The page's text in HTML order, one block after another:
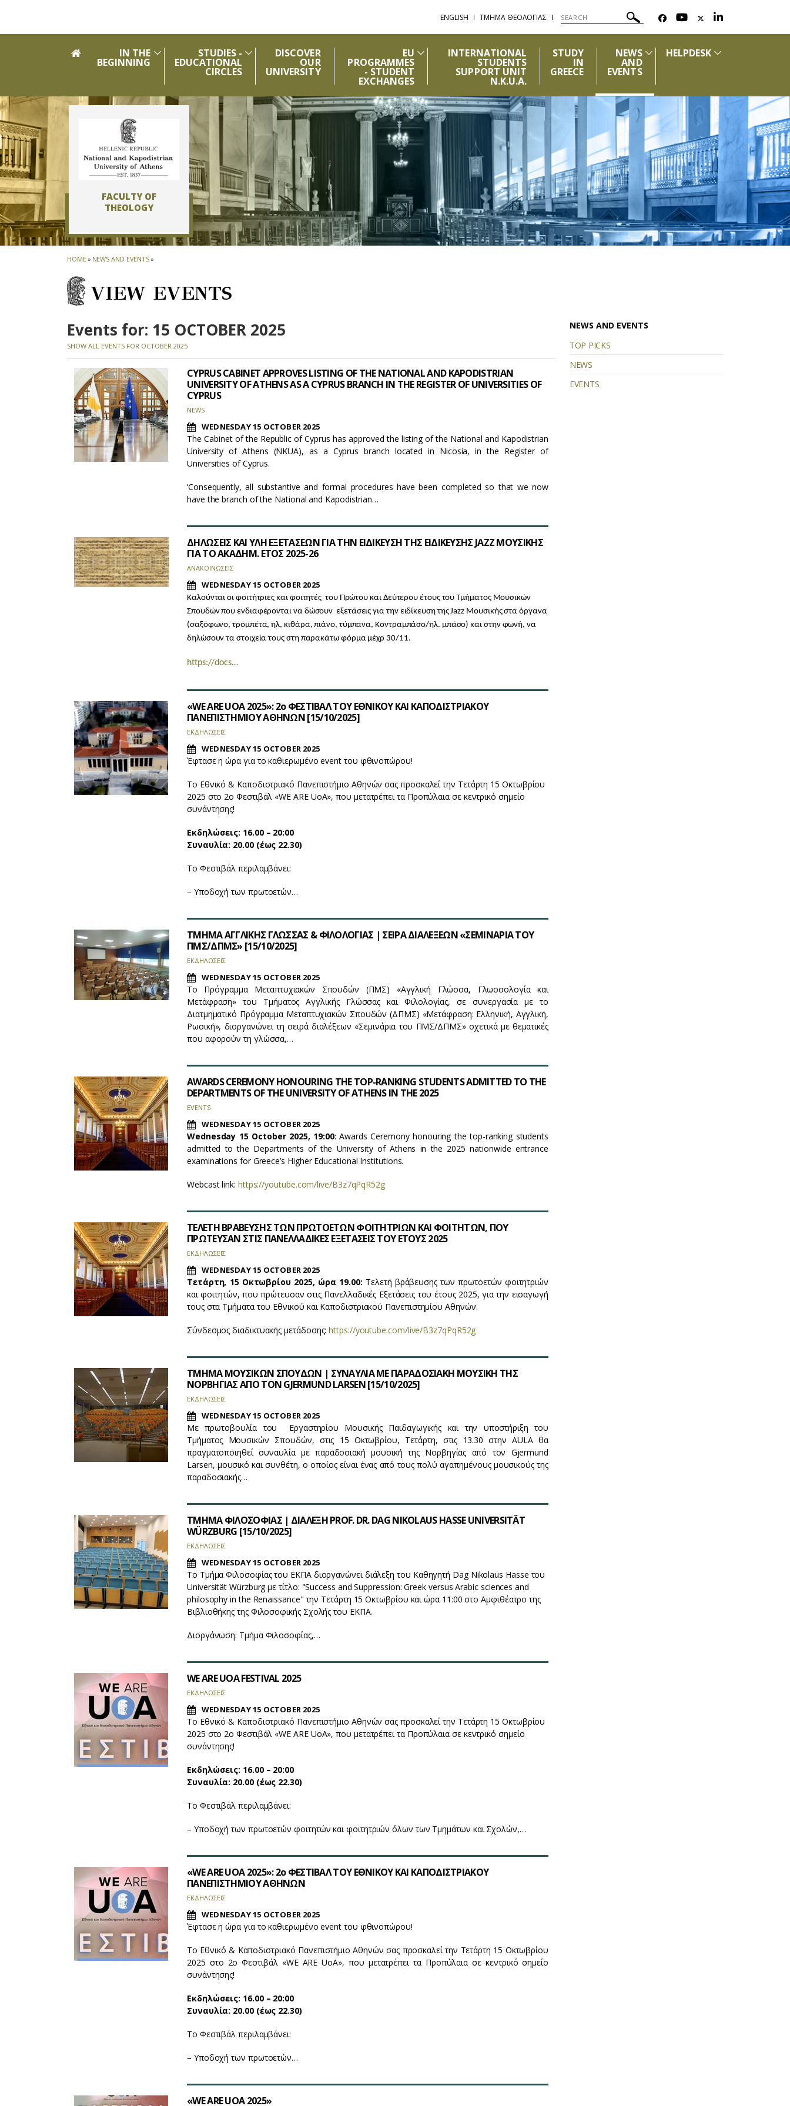
ENGLISH ΤΜΗΜΑ ΘΕΟΛΟΓΙΑΣ
IN THE
BEGINNING
STUDIES -
EDUCATIONAL
CIRCLES
DISCOVER
OUR
UNIVERSITY
EU
PROGRAMMES
- STUDENT
EXCHANGES
INTERNATIONAL
STUDENTS
SUPPORT UNIT
N.K.U.A.
STUDY
IN
GREECE
NEWS
AND
EVENTS
HELPDESK
FACULTY OF
THEOLOGY
HOME» NEWS AND EVENTS»
VIEW EVENTS
Events for: 15 OCTOBER 2025
SHOW ALL EVENTS FOR OCTOBER 2025
CYPRUS CABINET APPROVES LISTING OF THE NATIONAL AND KAPODISTRIAN
UNIVERSITY OF ATHENS AS A CYPRUS BRANCH IN THE REGISTER OF UNIVERSITIES OF
CYPRUS
NEWS
WEDNESDAY 15 OCTOBER 2025
The Cabinet of the Republic of Cyprus has approved the listing of the National and Kapodistrian
University of Athens (NKUA), as a Cyprus branch located in Nicosia, in the Register of
Universities of Cyprus.
‘Consequently, all substantive and formal procedures have been completed so that we now
have the branch of the National and Kapodistrian…
ΔΗΛΩΣΕΙΣ ΚΑΙ ΥΛΗ ΕΞΕΤΑΣΕΩΝ ΓΙΑ ΤΗΝ ΕΙΔΙΚΕΥΣΗ ΤΗΣ ΕΙΔΙΚΕΥΣΗΣ JAZZ ΜΟΥΣΙΚΗΣ
ΓΙΑ ΤΟ ΑΚΑΔΗΜ. ΕΤΟΣ 2025-26
ΑΝΑΚΟΙΝΩΣΕΙΣ
WEDNESDAY 15 OCTOBER 2025
Καλούνται οι φοιτήτριες και φοιτητές του Πρώτου και Δεύτερου έτους του Τμήματος Μουσικών
Σπουδών που ενδιαφέρονται να δώσουν εξετάσεις για την ειδίκευση της Jazz Μουσικής στα όργανα
(σαξόφωνο, τρομπέτα, ηλ, κιθάρα, πιάνο, τύμπανα, Κοντραμπάσο/ηλ. μπάσο) και στην φωνή, να
δηλώσουν τα στοιχεία τους στη παρακάτω φόρμα μέχρ 30/11.
https://docs…
«WE ARE UOA 2025»: 2ο ΦΕΣΤΙΒΑΛ ΤΟΥ ΕΘΝΙΚΟΥ ΚΑΙ ΚΑΠΟΔΙΣΤΡΙΑΚΟΥ
ΠΑΝΕΠΙΣΤΗΜΙΟΥ ΑΘΗΝΩΝ [15/10/2025]
ΕΚΔΗΛΩΣΕΙΣ
WEDNESDAY 15 OCTOBER 2025
Έφτασε η ώρα για το καθιερωμένο event του φθινοπώρου!
Το Εθνικό & Καποδιστριακό Πανεπιστήμιο Αθηνών σας προσκαλεί την Τετάρτη 15 Οκτωβρίου
2025 στο 2ο Φεστιβάλ «WE ARE UoA», που μετατρέπει τα Προπύλαια σε κεντρικό σημείο
συνάντησης!
Εκδηλώσεις: 16.00 – 20:00
Συναυλία: 20.00 (έως 22.30)
Το Φεστιβάλ περιλαμβάνει:
– Υποδοχή των πρωτοετών…
ΤΜΗΜΑ ΑΓΓΛΙΚΗΣ ΓΛΩΣΣΑΣ & ΦΙΛΟΛΟΓΙΑΣ | ΣΕΙΡΑ ΔΙΑΛΕΞΕΩΝ «ΣΕΜΙΝΑΡΙΑ ΤΟΥ
ΠΜΣ/ΔΠΜΣ» [15/10/2025]
ΕΚΔΗΛΩΣΕΙΣ
WEDNESDAY 15 OCTOBER 2025
Tο Πρόγραμμα Μεταπτυχιακών Σπουδών (ΠΜΣ) «Αγγλική Γλώσσα, Γλωσσολογία και
Μετάφραση» του Τμήματος Αγγλικής Γλώσσας και Φιλολογίας, σε συνεργασία με το
Διατμηματικό Πρόγραμμα Μεταπτυχιακών Σπουδών (ΔΠΜΣ) «Μετάφραση: Ελληνική, Αγγλική,
Ρωσική», διοργανώνει τη σειρά διαλέξεων «Σεμινάρια του ΠΜΣ/ΔΠΜΣ» σχετικά με θεματικές
που αφορούν τη γλώσσα,…
AWARDS CEREMONY HONOURING THE TOP-RANKING STUDENTS ADMITTED TO THE
DEPARTMENTS OF THE UNIVERSITY OF ATHENS IN THE 2025
EVENTS
WEDNESDAY 15 OCTOBER 2025
Wednesday 15 October2025, 19:00: Awards Ceremony honouring the top-ranking students
admitted to the Departments of the University of Athens in the 2025 nationwide entrance
examinations for Greece’s Higher Educational Institutions.
Webcast link: https://youtube.com/live/B3z7qPqR52g
ΤΕΛΕΤΗ ΒΡΑΒΕΥΣΗΣ ΤΩΝ ΠΡΩΤΟΕΤΩΝ ΦΟΙΤΗΤΡΙΩΝ ΚΑΙ ΦΟΙΤΗΤΩΝ, ΠΟΥ
ΠΡΩΤΕΥΣΑΝ ΣΤΙΣ ΠΑΝΕΛΛΑΔΙΚΕΣ ΕΞΕΤΑΣΕΙΣ ΤΟΥ ΕΤΟΥΣ 2025
ΕΚΔΗΛΩΣΕΙΣ
WEDNESDAY 15 OCTOBER 2025
Τετάρτη, 15 Οκτωβρίου 2025, ώρα 19.00: Τελετή βράβευσης των πρωτοετών φοιτητριών
και φοιτητών, που πρώτευσαν στις Πανελλαδικές Εξετάσεις του έτους 2025, για την εισαγωγή
τους στα Τμήματα του Εθνικού και Καποδιστριακού Πανεπιστημίου Αθηνών.
Σύνδεσμος διαδικτυακής μετάδοσης:https://youtube.com/live/B3z7qPqR52g
ΤΜΗΜΑ ΜΟΥΣΙΚΩΝ ΣΠΟΥΔΩΝ | ΣΥΝΑΥΛΙΑ ΜΕ ΠΑΡΑΔΟΣΙΑΚΗ ΜΟΥΣΙΚΗ ΤΗΣ
ΝΟΡΒΗΓΙΑΣ ΑΠΟ ΤΟΝ GJERMUND LARSEN [15/10/2025]
ΕΚΔΗΛΩΣΕΙΣ
WEDNESDAY 15 OCTOBER 2025
Με πρωτοβουλία του Εργαστηρίου Μουσικής Παιδαγωγικής και την υποστήριξη του
Τμήματος Μουσικών Σπουδών, στις 15 Οκτωβρίου, Τετάρτη, στις 13.30 στην AULA θα
πραγματοποιηθεί συναυλία με παραδοσιακή μουσική της Νορβηγίας από τον Gjermund
Larsen, μουσικό και συνθέτη, ο οποίος είναι ένας από τους πολύ αγαπημένους μουσικούς της
παραδοσιακής…
ΤΜΗΜΑ ΦΙΛΟΣΟΦΙΑΣ | ΔΙΑΛΕΞΗ PROF. DR. DAG NIKOLAUS HASSE UNIVERSITÄT
WÜRZBURG [15/10/2025]
ΕΚΔΗΛΩΣΕΙΣ
WEDNESDAY 15 OCTOBER 2025
Το Τμήμα Φιλοσοφίας του ΕΚΠΑ διοργανώνει διάλεξη του Καθηγητή Dag Nikolaus Hasse του
Universität Würzburg με τίτλο: "Success and Suppression: Greek versus Arabic sciences and
philosophy in the Renaissance" την Τετάρτη 15 Οκτωβρίου και ώρα 11:00 στο Αμφιθέατρο της
Βιβλιοθήκης της Φιλοσοφικής Σχολής του ΕΚΠΑ.
Διοργάνωση: Τμήμα Φιλοσοφίας,…
WE ARE UOA FESTIVAL 2025
ΕΚΔΗΛΩΣΕΙΣ
WEDNESDAY 15 OCTOBER 2025
Το Εθνικό & Καποδιστριακό Πανεπιστήμιο Αθηνών σας προσκαλεί την Τετάρτη 15 Οκτωβρίου
2025 στο 2ο Φεστιβάλ «WE ARE UoA», που μετατρέπει τα Προπύλαια σε κεντρικό σημείο
συνάντησης!
Εκδηλώσεις: 16.00 – 20:00
Συναυλία: 20.00 (έως 22.30)
Το Φεστιβάλ περιλαμβάνει:
– Υποδοχή των πρωτοετών φοιτητών και φοιτητριών όλων των Τμημάτων και Σχολών,…
«WE ARE UOA 2025»: 2ο ΦΕΣΤΙΒΑΛ ΤΟΥ ΕΘΝΙΚΟΥ ΚΑΙ ΚΑΠΟΔΙΣΤΡΙΑΚΟΥ
ΠΑΝΕΠΙΣΤΗΜΙΟΥ ΑΘΗΝΩΝ
EΚΔΗΛΩΣΕΙΣ
WEDNESDAY 15 OCTOBER 2025
Έφτασε η ώρα για το καθιερωμένο event του φθινοπώρου!
Το Εθνικό & Καποδιστριακό Πανεπιστήμιο Αθηνών σας προσκαλεί την Τετάρτη 15 Οκτωβρίου
2025 στο 2ο Φεστιβάλ «WE ARE UoA», που μετατρέπει τα Προπύλαια σε κεντρικό σημείο
συνάντησης!
Εκδηλώσεις: 16.00 – 20:00
Συναυλία: 20.00 (έως 22.30)
Το Φεστιβάλ περιλαμβάνει:
– Υποδοχή των πρωτοετών…
«WE ARE UOA 2025»
NEWS AND EVENTS
TOP PICKS
NEWS
EVENTS